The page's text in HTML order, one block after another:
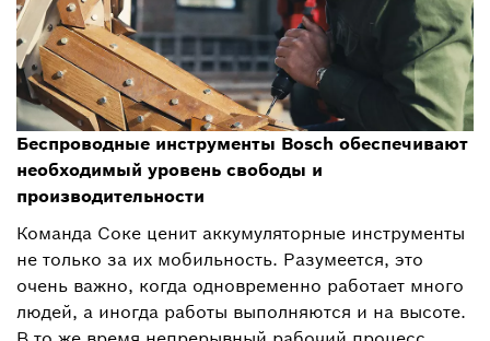
Беспроводные инструменты Bosch обеспечивают
необходимый уровень свободы и
производительности
Команда Соке ценит аккумуляторные инструменты
не только за их мобильность. Разумеется, это
очень важно, когда одновременно работает много
людей, а иногда работы выполняются и на высоте.